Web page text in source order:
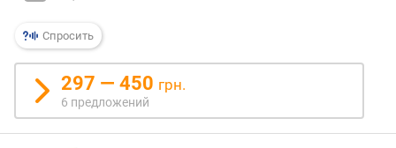
(
ш
т
)
к
Спросить
297 — 450 грн.
6 предложений